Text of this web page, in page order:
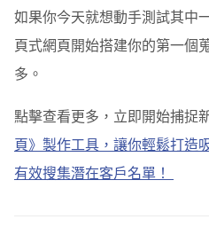
如果你今天就想動手測試其中
頁式網頁開始搭建你的第一個
多。
點擊查看更多，立即開始捕捉
頁》製作工具，讓你輕鬆打造
有效搜集潛在客戶名單！